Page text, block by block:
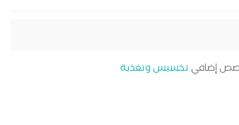
إضافي تخسيس وتغذية